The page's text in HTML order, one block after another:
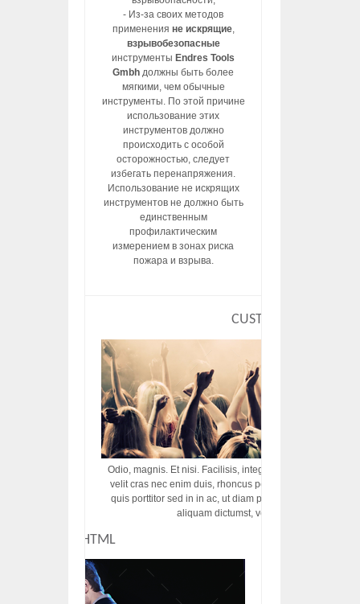
- Из-за своих методов
применения не искрящие,
взрывобезопасные
инструменты Endres Tools
Gmbh должны быть более
мягкими, чем обычные
инструменты. По этой причине
использование этих
инструментов должно
происходить с особой
осторожностью, следует
избегать перенапряжения.
Использование не искрящих
инструментов не должно быть
единственным
профилактическим
измерением в зонах риска
пожара и взрыва.
CUSTOM HTML
Odio, magnis. Et nisi. Facilisis, integer! Risus augue! Non
velit cras nec enim duis, rhoncus porttitor ac vut rhoncus
quis porttitor sed in in ac, ut diam porttitor odio nunc
aliquam dictumst, vel amet tincidunt
CUSTOM HTML